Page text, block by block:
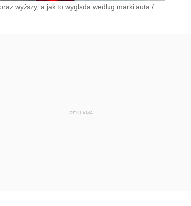
wyższy, a jak to wygląda według marki auta /